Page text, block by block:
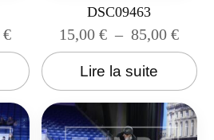
€
DSC09463
15,00€ – 85,00€
Lire la suite